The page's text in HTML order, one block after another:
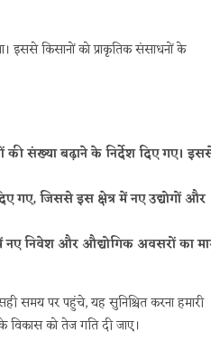
इससे किसानों को प्राकृतिक संसाधनों के
की संख्या बढ़ाने के निर्देश दिए गए।
गए, जिससे इस क्षेत्र में नए उद्योगों और
नए निवेश और औद्योगिक अवसरों का
समय पर पहुंचे, यह सुनिश्चित करना हमारी
विकास को तेज गति दी जाए।